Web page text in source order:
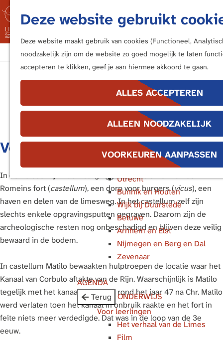
Deze website gebruikt
Deze website maakt gebruik van cookies (Functioneel,
noodzakelijk zijn om de website zo goed mogelijk te laten
accepteren te klikken, geef je aan hiermee akkoord te gaan.
ALLES ACCEPTEREN
ALLEEN NOODZAKELIJK
VOORKEUREN AANPASSEN
e
h
m
e
p
a
g
e
M
e
n
u
Bezoek de Limes
Luisteren
Kunstwerken langs de Limes
Katwijk en Valkenburg
Voorburg, Leidschendam en
Voorschoten
Leiden
Alphen aan den Rijn
Bodegraven
Woerden
Utrecht
Bunnik en Houten
Wijk bij Duurstede
Betuwe
Arnhem en Elst
Nijmegen en Berg en Dal
Zevenaar
AGENDA
Terug
ONDERWIJS
Voor leerlingen
Het verhaal van de Limes
Film
Leiden
Veilig onder de grond
In de Leidse wijk Roomburg liggen de restanten van een
Romeins fort (castellum), een dorp voor burgers (vicus), een
haven en delen van de limesweg. In het castellum zelf zijn
slechts enkele opgravingsputten gegraven. Daarom zijn de
archeologische resten nog onbeschadigd en blijven deze veilig
bewaard in de bodem.
In castellum Matilo bewaakten hulptroepen de locatie waar het
Kanaal van Corbulo aftakte van de Rijn. Waarschijnlijk is Matilo
tegelijk met het kanaal gebouwd, rond het jaar 47 na Chr. Matilo
werd verlaten toen het kanaal in onbruik raakte en het fort in
feite niets meer verdedigde. Dat was in de loop van de 3e
eeuw.